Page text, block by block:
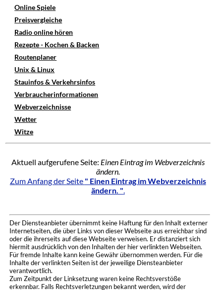
Online Spiele
Preisvergleiche
Radio online hören
Rezepte - Kochen & Backen
Routenplaner
Unix & Linux
Stauinfos & Verkehrsinfos
Verbraucherinformationen
Webverzeichnisse
Wetter
Witze
Aktuell aufgerufene Seite: Einen Eintrag im Webverzeichnis
ändern.
Zum Anfang der Seite " Einen Eintrag im Webverzeichnis
ändern. ".
Der Diensteanbieter übernimmt keine Haftung für den Inhalt externer
Internetseiten, die über Links von dieser Webseite aus erreichbar sind
oder die ihrerseits auf diese Webseite verweisen. Er distanziert sich
hiermit ausdrücklich von den Inhalten der hier verlinkten Webseiten.
Für fremde Inhalte kann keine Gewähr übernommen werden. Für die
Inhalte der verlinkten Seiten ist der jeweilige Diensteanbieter
verantwortlich.
Zum Zeitpunkt der Linksetzung waren keine Rechtsverstöße
erkennbar. Falls Rechtsverletzungen bekannt werden, wird der